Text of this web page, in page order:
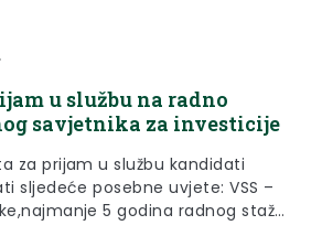
u službu na radno
savjetnika za investicije
za prijam u službu kandidati
sljedeće posebne uvjete: VSS –
5 godina radnog staža